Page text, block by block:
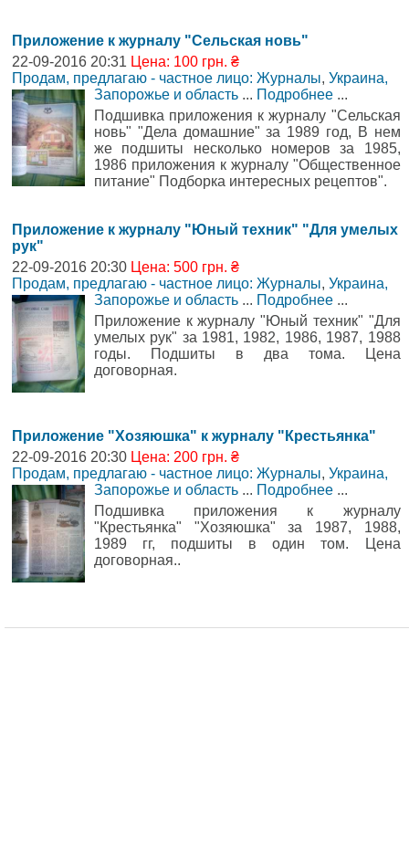
Приложение к журналу "Сельская новь"
22-09-2016 20:31 Цена: 100 грн. ₴
Продам, предлагаю - частное лицо: Журналы, Украина,
Запорожье и область ... Подробнее ...
Подшивка приложения к журналу "Сельская
новь" "Дела домашние" за 1989 год, В нем
же подшиты несколько номеров за 1985,
1986 приложения к журналу "Общественное
питание" Подборка интересных рецептов".
Приложение к журналу "Юный техник" "Для умелых
рук"
22-09-2016 20:30 Цена: 500 грн. ₴
Продам, предлагаю - частное лицо: Журналы, Украина,
Запорожье и область ... Подробнее ...
Приложение к журналу "Юный техник" "Для
умелых рук" за 1981, 1982, 1986, 1987, 1988
годы. Подшиты в два тома. Цена
договорная.
Приложение "Хозяюшка" к журналу "Крестьянка"
22-09-2016 20:30 Цена: 200 грн. ₴
Продам, предлагаю - частное лицо: Журналы, Украина,
Запорожье и область ... Подробнее ...
Подшивка приложения к журналу
"Крестьянка" "Хозяюшка" за 1987, 1988,
1989 гг, подшиты в один том. Цена
договорная..